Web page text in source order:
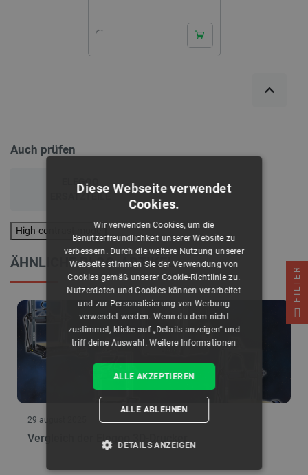
Auch prüfen
ELEGOO
ERSATZTEILE
High-contrast mode
ÄHNLICHE BLOG-ARTIKEL
29 august 2025
Vergleich der Elegoo 3D-Drucker
FILTER
Diese Webseite verwendet
Cookies.
Wir verwenden Cookies, um die
Benutzerfreundlichkeit unserer Website zu
verbessern. Durch die weitere Nutzung unserer
Webseite stimmen Sie der Verwendung von
Cookies gemäß unserer Cookie-Richtlinie zu.
Nutzerdaten und Cookies können verarbeitet
und zur Personalisierung von Werbung
verwendet werden. Wenn du dem nicht
zustimmst, klicke auf „Details anzeigen“ und
triff deine Auswahl.Weitere Informationen
ALLE AKZEPTIEREN
ALLE ABLEHNEN
DETAILS ANZEIGEN